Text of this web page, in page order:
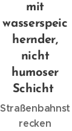
mit
wasserspeic
hernder,
nicht
humoser
Schicht
Straßenbahnst
recken